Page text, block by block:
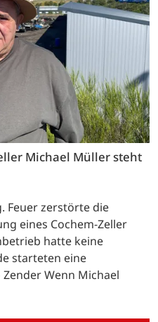
Michael Müller steht
Feuer zerstörte die
eines Cochem-Zeller
hatte keine
starteten eine
Wenn Michael